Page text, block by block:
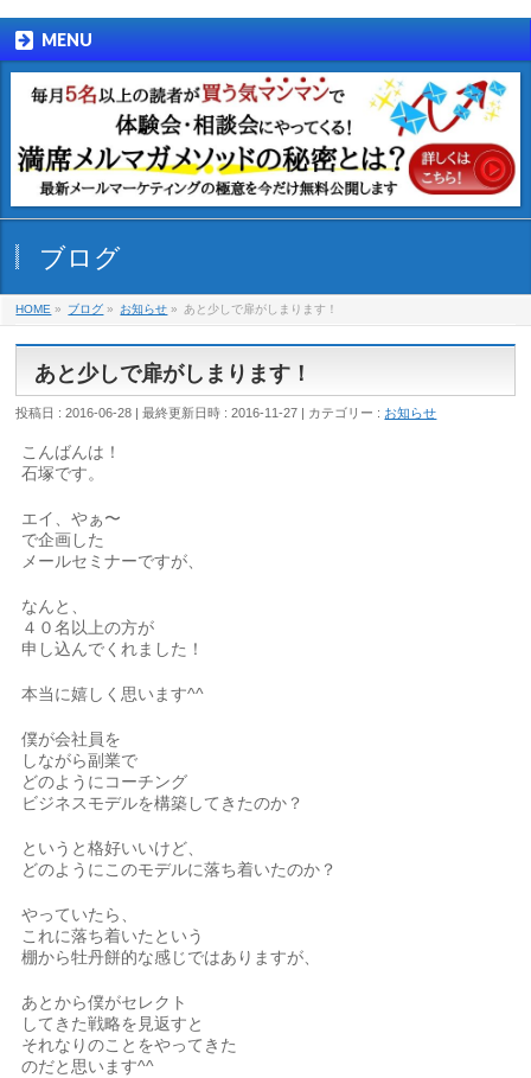
MENU
ブログ
HOME » ブログ » お知らせ » あと少しで扉がしまります！
あと少しで扉がしまります！
投稿日 : 2016-06-28 最終更新日時 : 2016-11-27 カテゴリー : お知らせ
こんばんは！
石塚です。
エイ、やぁ〜
で企画した
メールセミナーですが、
なんと、
４０名以上の方が
申し込んでくれました！
本当に嬉しく思います^^
僕が会社員を
しながら副業で
どのようにコーチング
ビジネスモデルを構築してきたのか？
というと格好いいけど、
どのようにこのモデルに落ち着いたのか？
やっていたら、
これに落ち着いたという
棚から牡丹餅的な感じではありますが、
あとから僕がセレクト
してきた戦略を見返すと
それなりのことをやってきた
のだと思います^^